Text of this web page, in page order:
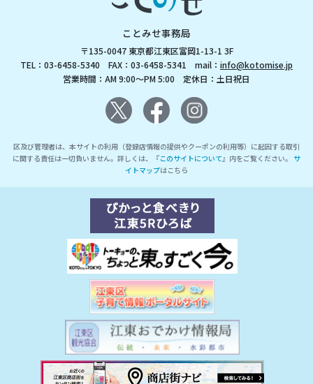
ことみせ事務局
〒135-0047 東京都江東区富岡1-13-1 3F
TEL：03-6458-5340 FAX：03-6458-5341 mail： info@kotomise.jp
営業時間：AM 9:00～PM 5:00 定休日：土日祝日
区及び管理者は、本サイトの利用（登録店情報の提供やクーポンの利用等）に起因する取引
に関する責任は一切負いません。詳しくは、『このサイトについて』内をご覧ください。 サ
イトマップはこちら